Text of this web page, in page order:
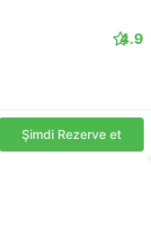
4.9
Şimdi Rezerve et